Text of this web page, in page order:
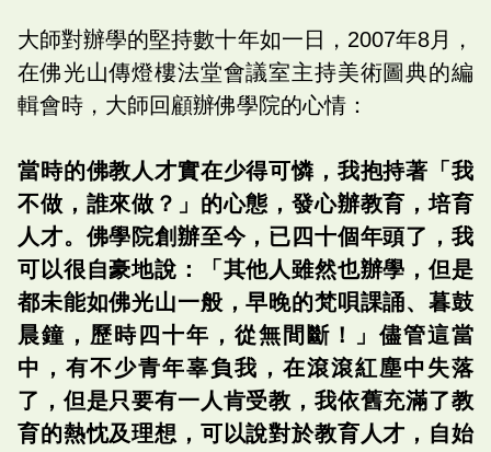
大師對辦學的堅持數十年如一日，2007年8月，
在佛光山傳燈樓法堂會議室主持美術圖典的編
輯會時，大師回顧辦佛學院的心情：
當時的佛教人才實在少得可憐，我抱持著「我
不做，誰來做？」的心態，發心辦教育，培育
人才。佛學院創辦至今，已四十個年頭了，我
可以很自豪地說：「其他人雖然也辦學，但是
都未能如佛光山一般，早晚的梵唄課誦、暮鼓
晨鐘，歷時四十年，從無間斷！」儘管這當
中，有不少青年辜負我，在滾滾紅塵中失落
了，但是只要有一人肯受教，我依舊充滿了教
育的熱忱及理想，可以說對於教育人才，自始